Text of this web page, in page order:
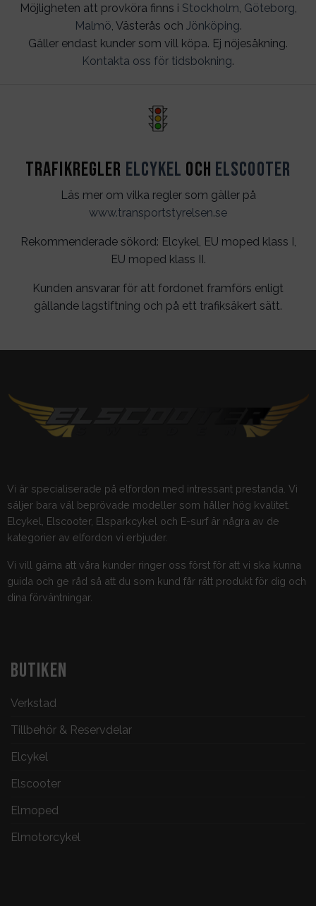
Möjligheten att provköra finns i Stockholm, Göteborg,
Malmö, Västerås och Jönköping.
Gäller endast kunder som vill köpa. Ej nöjesåkning.
Kontakta oss för tidsbokning.
Trafikregler Elcykel och Elscooter
Läs mer om vilka regler som gäller på
www.transportstyrelsen.se
Rekommenderade sökord: Elcykel, EU moped klass I,
EU moped klass II.
Kunden ansvarar för att fordonet framförs enligt
gällande lagstiftning och på ett trafiksäkert sätt.
Vi är specialiserade på elfordon med intressant prestanda. Vi
säljer bara väl beprövade modeller som håller hög kvalitet.
Elcykel, Elscooter, Elsparkcykel och E-surf är några av de
kategorier av elfordon vi erbjuder.
Vi vill gärna att våra kunder ringer oss först för att vi ska kunna
guida och ge råd så att du som kund får rätt produkt för dig och
dina förväntningar.
BUTIKEN
Verkstad
Tillbehör & Reservdelar
Elcykel
Elscooter
Elmoped
Elmotorcykel